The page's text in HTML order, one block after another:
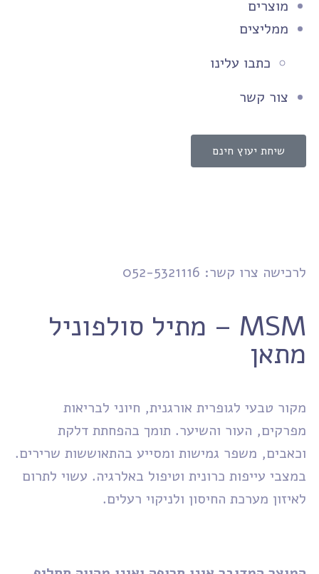
מוצרים
ממליצים
כתבו עלינו
צור קשר
שיחת יעוץ חינם
לרכישה צרו קשר: 052-5321116
MSM – מתיל סולפוניל
מתאן
מקור טבעי לגופרית אורגנית, חיוני לבריאות
מפרקים, העור והשיער. תומך בהפחתת דלקת
וכאבים, משפר גמישות ומסייע בהתאוששות שרירים.
במצבי עייפות כרונית וטיפול באלרגיה. עשוי לתרום
לאיזון מערכת החיסון ולניקוי רעלים.